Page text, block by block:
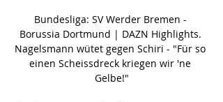
Bundesliga: SV Werder Bremen -
Borussia Dortmund | DAZN Highlights.
Nagelsmann wütet gegen Schiri - "Für so
einen Scheissdreck kriegen wir 'ne
Gelbe!"